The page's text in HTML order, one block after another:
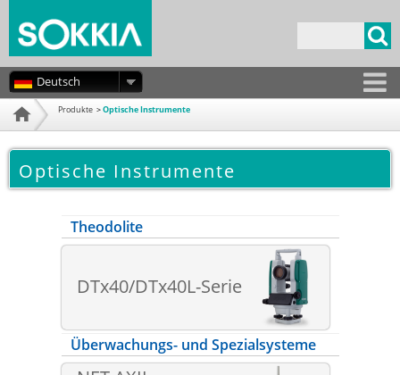
Suchformular
Deutsch
Produkte Optische Instrumente
Optische Instrumente
Theodolite
DTx40/DTx40L-Serie
Überwachungs- und Spezialsysteme